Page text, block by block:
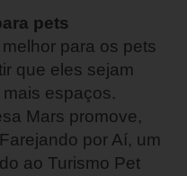
pets
para os pets
que eles sejam
espaços.
Mars promove,
por Aí, um
ao Turismo Pet